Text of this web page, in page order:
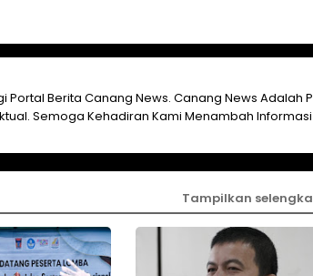
Portal Berita Canang News. Canang News Adalah
Semoga Kehadiran Kami Menambah Informasi
Tampilkan